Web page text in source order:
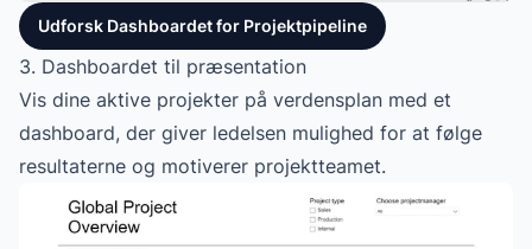
Udforsk Dashboardet for Projektpipeline
3. Dashboardet til præsentation
Vis dine aktive projekter på verdensplan med et
dashboard, der giver ledelsen mulighed for at følge
resultaterne og motiverer projektteamet.